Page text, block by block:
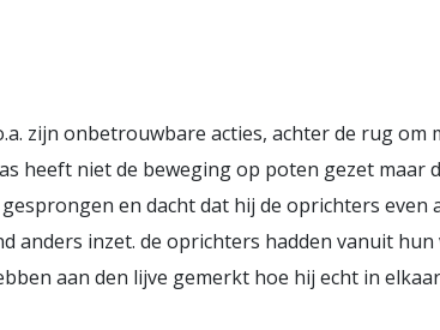
zijn onbetrouwbare acties, achter de rug om
heeft niet de beweging op poten gezet maar
en dacht dat hij de oprichters even
anders inzet. de oprichters hadden vanuit hun
aan den lijve gemerkt hoe hij echt in